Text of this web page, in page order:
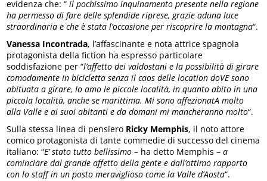
evidenza che: “ il pochissimo inquinamento presente nella regione
ha permesso di fare delle splendide riprese, grazie aduna luce
straordinaria e che è stata l’occasione per riscoprire la montagna“.
Vanessa Incontrada, l’affascinante e nota attrice spagnola
protagonista della fiction ha espresso particolare
soddisfazione per “l’affetto dei valdostani e la possibilità di girare
comodamente in bicicletta senza il caos delle location doVE sono
abituata a girare, Io amo le piccole località, in quanto abito in una
piccola località, anche se marittima. Mi sono affezionatA molto
alla Valle e ai suoi abitanti e da domani mi mancheranno molto“.
Sulla stessa linea di pensiero Ricky Memphis, il noto attore
comico protagonista di tante commedie di successo del cinema
italiano: “E’ stato tutto bellissimo – ha detto Memphis –a
cominciare dal grande affetto della gente e dall’ottimo rapporto
con lo staff in un posto meraviglioso come la Valle d’Aosta“.